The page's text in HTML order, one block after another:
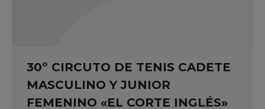
30º CIRCUTO DE TENIS CADETE
MASCULINO Y JUNIOR
FEMENINO «EL CORTE INGLÉS»